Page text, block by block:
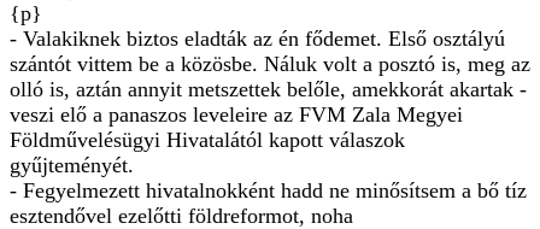
{p}
- Valakiknek biztos eladták az én fődemet. Első osztályú
szántót vittem be a közösbe. Náluk volt a posztó is, meg az
olló is, aztán annyit metszettek belőle, amekkorát akartak -
veszi elő a panaszos leveleire az FVM Zala Megyei
Földművelésügyi Hivatalától kapott válaszok
gyűjteményét.
- Fegyelmezett hivatalnokként hadd ne minősítsem a bő tíz
esztendővel ezelőtti földreformot, noha